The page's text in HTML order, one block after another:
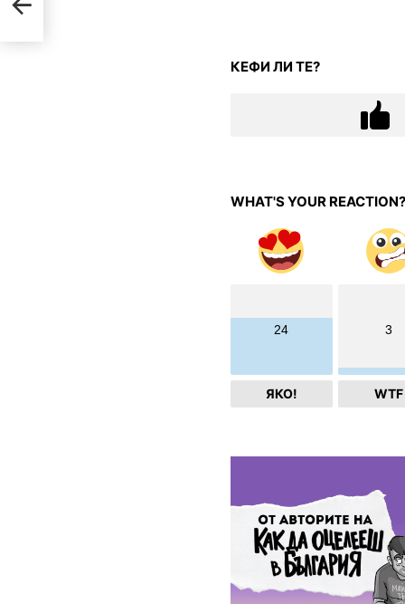
КЕФИ ЛИ ТЕ?
WHAT'S YOUR REACTION?
24
ЯКО!
3
WTF